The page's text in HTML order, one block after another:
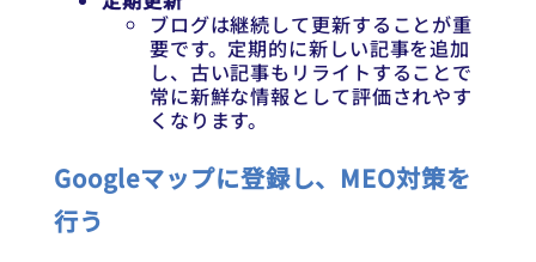
ブログは継続して更新することが重
要です。定期的に新しい記事を追加
し、古い記事もリライトすることで
常に新鮮な情報として評価されやす
くなります。
Googleマップに登録し、MEO対策を
行う